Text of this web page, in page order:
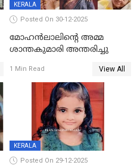
KERALA
Posted On 30-12-2025
മോഹന്‍ലാലിന്‍റെ അമ്മ
ശാന്തകുമാരി അന്തരിച്ചു
1 Min Read View All
KERALA
Posted On 29-12-2025